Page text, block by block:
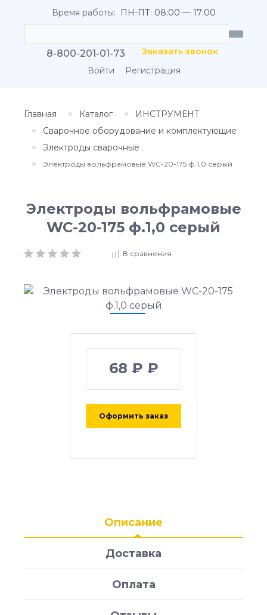
Время работы: ПН-ПТ: 08:00 — 17:00
8-800-201-01-73
Заказать звонок
Войти
Регистрация
Главная Каталог
ИНСТРУМЕНТ
Сварочное оборудование и комплектующие
Электроды сварочные
Электроды вольфрамовые WC-20-175 ф.1,0 серый
Электроды вольфрамовые
WC-20-175 ф.1,0 серый
В сравнения
68 ₽ ₽
Оформить заказ
Описание
Доставка
Оплата